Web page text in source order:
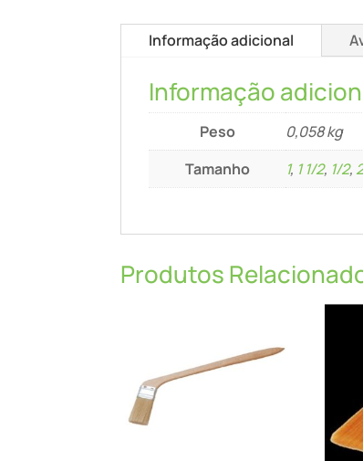
Informação adicional
Informação
Peso
0,058 kg
Tamanho
1, 1 1/2, 1/2, 2
Produtos